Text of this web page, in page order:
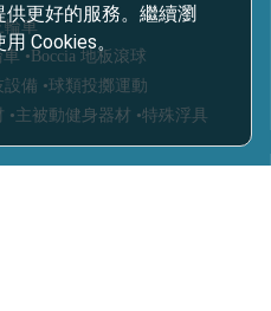
更好的服務。繼續瀏
Cookies。
輪車
車 •Boccia 地板滾球
設備 •球類投擲運動
•主被動健身器材 •特殊浮具